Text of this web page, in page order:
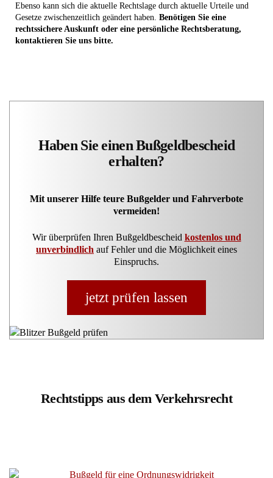
Ebenso kann sich die aktuelle Rechtslage durch aktuelle Urteile und
Gesetze zwischenzeitlich geändert haben. Benötigen Sie eine
rechtssichere Auskunft oder eine persönliche Rechtsberatung,
kontaktieren Sie uns bitte.
Haben Sie einen Bußgeldbescheid
erhalten?
Mit unserer Hilfe teure Bußgelder und Fahrverbote
vermeiden!
Wir überprüfen Ihren Bußgeldbescheid kostenlos und
unverbindlich auf Fehler und die Möglichkeit eines
Einspruchs.
jetzt prüfen lassen
Rechtstipps aus dem Verkehrsrecht